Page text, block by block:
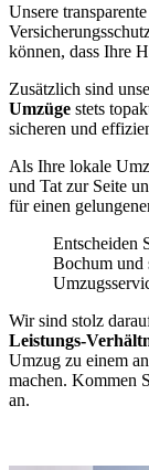
Unsere
können, dass Ihre
Zusätzlich sind
Umzüge stets
sicheren und
Als Ihre lokale
und Tat zur Seite
für einen
Entscheiden
Bochum und
Wir sind stolz
Leistungs-
Umzug zu einem
machen. Kommen
an.